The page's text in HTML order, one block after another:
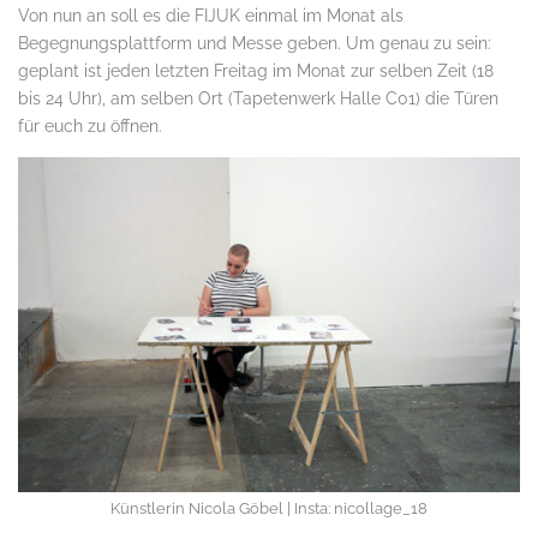
Von nun an soll es die FIJUK einmal im Monat als
Begegnungsplattform und Messe geben. Um genau zu sein:
geplant ist jeden letzten Freitag im Monat zur selben Zeit (18
bis 24 Uhr), am selben Ort (Tapetenwerk Halle C01) die Türen
für euch zu öffnen.
Künstlerin Nicola Göbel | Insta: nicollage_18